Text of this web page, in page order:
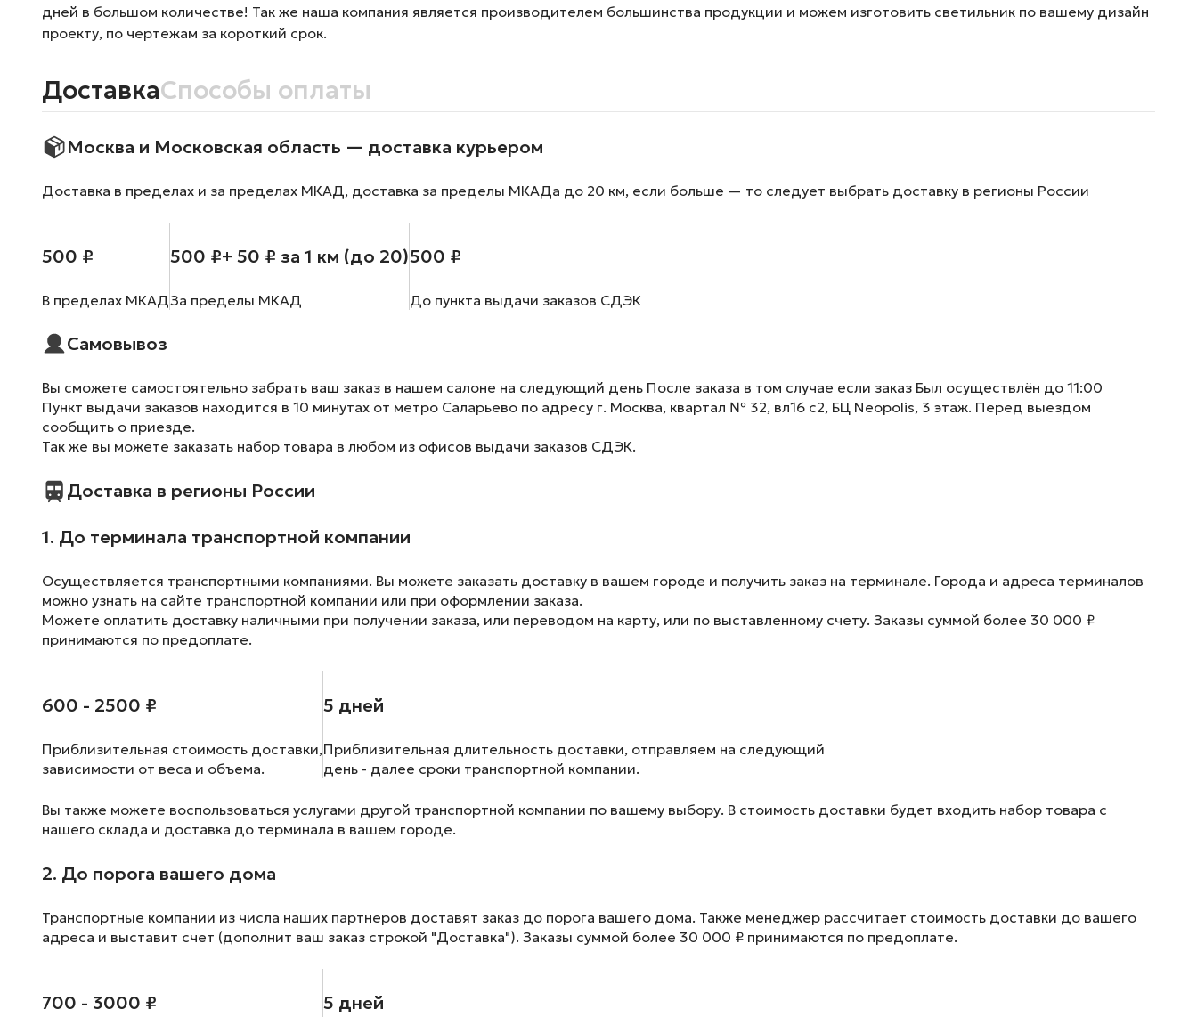
дней в большом количестве! Так же наша компания является производителем большинства продукции и можем изготовить светильник по вашему дизайн
проекту, по чертежам за короткий срок.
ДоставкаСпособы оплаты
Москва и Московская область — доставка курьером
Доставка в пределах и за пределах МКАД, доставка за пределы МКАДа до 20 км, если больше — то следует выбрать доставку в регионы России
500 ₽
В пределах МКАД
500 ₽+ 50 ₽ за 1 км (до 20)
За пределы МКАД
500 ₽
До пункта выдачи заказов СДЭК
Самовывоз
Вы сможете самостоятельно забрать ваш заказ в нашем салоне на следующий день После заказа в том случае если заказ Был осуществлён до 11:00
Пункт выдачи заказов находится в 10 минутах от метро Саларьево по адресу г. Москва, квартал № 32, вл16 с2, БЦ Neopolis, 3 этаж. Перед выездом
сообщить о приезде.
Так же вы можете заказать набор товара в любом из офисов выдачи заказов СДЭК.
Доставка в регионы России
1. До терминала транспортной компании
Осуществляется транспортными компаниями. Вы можете заказать доставку в вашем городе и получить заказ на терминале. Города и адреса терминалов
можно узнать на сайте транспортной компании или при оформлении заказа.
Можете оплатить доставку наличными при получении заказа, или переводом на карту, или по выставленному счету. Заказы суммой более 30 000 ₽
принимаются по предоплате.
600 - 2500 ₽
Приблизительная стоимость доставки,
зависимости от веса и объема.
5 дней
Приблизительная длительность доставки, отправляем на следующий
день - далее сроки транспортной компании.
Вы также можете воспользоваться услугами другой транспортной компании по вашему выбору. В стоимость доставки будет входить набор товара с
нашего склада и доставка до терминала в вашем городе.
2. До порога вашего дома
Транспортные компании из числа наших партнеров доставят заказ до порога вашего дома. Также менеджер рассчитает стоимость доставки до вашего
адреса и выставит счет (дополнит ваш заказ строкой "Доставка"). Заказы суммой более 30 000 ₽ принимаются по предоплате.
700 - 3000 ₽ 5 дней